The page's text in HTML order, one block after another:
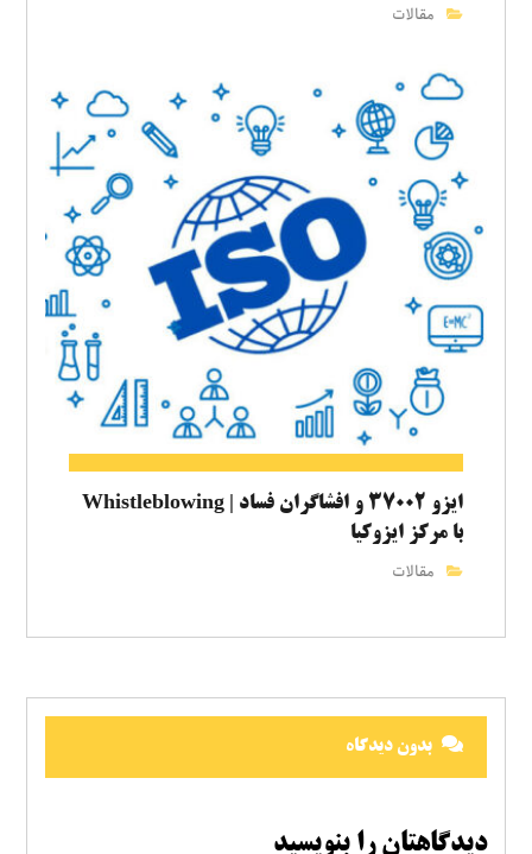
مقالات
ایزو ۳۷۰۰۲ و افشاگران فساد | Whistleblowing
با مرکز ایزوکیا
مقالات
بدون دیدگاه
دیدگاهتان را بنویسید